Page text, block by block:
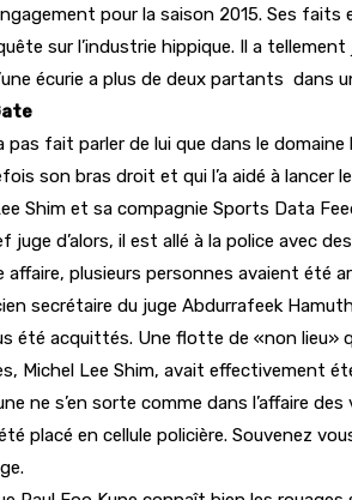
pour la saison 2015. Ses
sur l’industrie hippique. Il a
écurie a plus de deux partants dans
pas fait parler de lui que dans le
son bras droit et qui l’a aidé à lancer
Shim et sa compagnie Sports Data
juge d’alors, il est allé à la police avec
affaire, plusieurs personnes avaient été
secrétaire du juge Abdurrafeek
acquittés. Une flotte de «non lieu»
Michel Lee Shim, avait
ne s’en sorte comme dans l’affaire
placé en cellule policière. Souvenez